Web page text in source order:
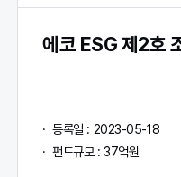
에코 ESG 제2호
등록일 : 2023-05-18
펀드규모 : 37억원